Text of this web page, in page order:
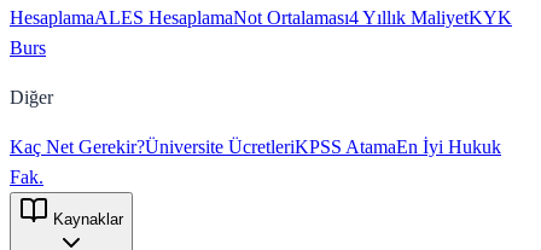
HesaplamaALES HesaplamaNot Ortalaması4 Yıllık MaliyetKYK
Burs
Diğer
Kaç Net Gerekir?Üniversite ÜcretleriKPSS AtamaEn İyi Hukuk
Fak.
Kaynaklar